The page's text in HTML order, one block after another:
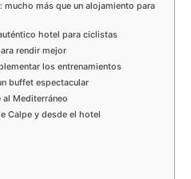
mucho más que un alojamiento para
hotel para ciclistas
rendir mejor
los entrenamientos
buffet espectacular
al Mediterráneo
Calpe y desde el hotel